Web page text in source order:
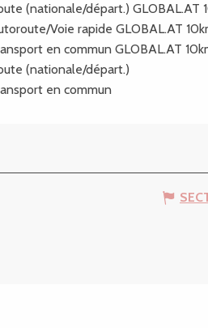
(nationale/départ.) GLOBAL.AT
Voie rapide GLOBAL.AT
en commun GLOBAL.AT
(nationale/départ.)
en commun